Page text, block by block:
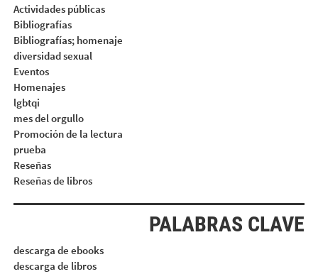
Actividades públicas
Bibliografías
Bibliografías; homenaje
diversidad sexual
Eventos
Homenajes
lgbtqi
mes del orgullo
Promoción de la lectura
prueba
Reseñas
Reseñas de libros
PALABRAS CLAVE
descarga de ebooks
descarga de libros